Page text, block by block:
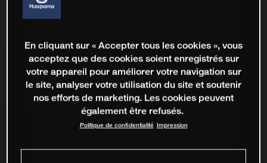
En cliquant sur « Accepter tous les cookies », vous
acceptez que des cookies soient enregistrés sur
votre appareil pour améliorer votre navigation sur
le site, analyser votre utilisation du site et soutenir
nos efforts de marketing. Les cookies peuvent
également être refusés.
Politique de confidentialité Impression